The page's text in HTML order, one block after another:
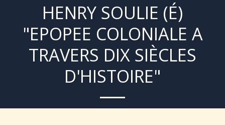
HENRY SOULIE (É)
"EPOPEE COLONIALE A
TRAVERS DIX SIÈCLES
D'HISTOIRE"